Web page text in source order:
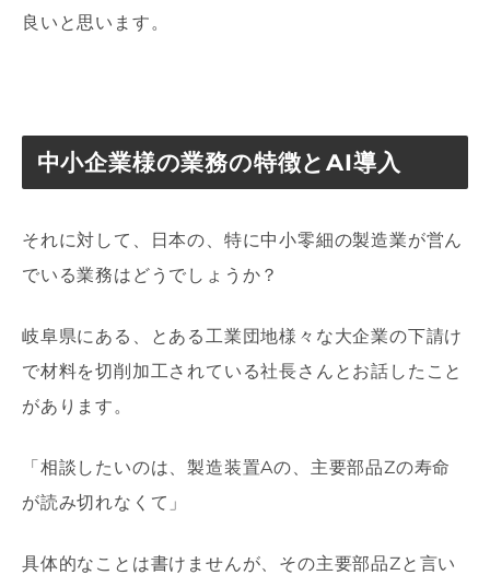
良いと思います。
中小企業様の業務の特徴とAI導入
それに対して、日本の、特に中小零細の製造業が営ん
でいる業務はどうでしょうか？
岐阜県にある、とある工業団地様々な大企業の下請け
で材料を切削加工されている社長さんとお話したこと
があります。
「相談したいのは、製造装置Aの、主要部品Zの寿命
が読み切れなくて」
具体的なことは書けませんが、その主要部品Zと言い